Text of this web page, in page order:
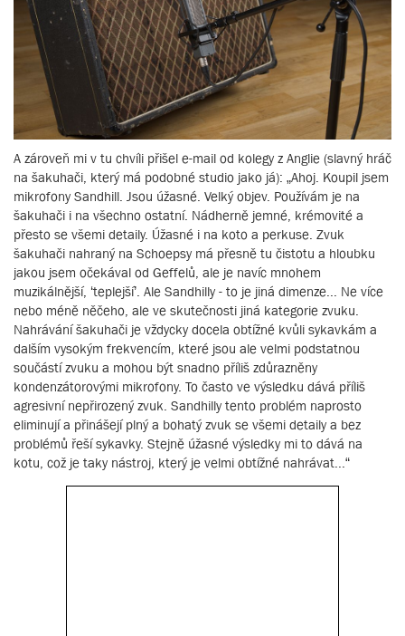
A zároveň mi v tu chvíli přišel e-mail od kolegy z Anglie (slavný hráč
na šakuhači, který má podobné studio jako já): „Ahoj. Koupil jsem
mikrofony Sandhill. Jsou úžasné. Velký objev. Používám je na
šakuhači i na všechno ostatní. Nádherně jemné, krémovité a
přesto se všemi detaily. Úžasné i na koto a perkuse. Zvuk
šakuhači nahraný na Schoepsy má přesně tu čistotu a hloubku
jakou jsem očekával od Geffelů, ale je navíc mnohem
muzikálnější, ‘teplejší’. Ale Sandhilly - to je jiná dimenze... Ne více
nebo méně něčeho, ale ve skutečnosti jiná kategorie zvuku.
Nahrávání šakuhači je vždycky docela obtížné kvůli sykavkám a
dalším vysokým frekvencím, které jsou ale velmi podstatnou
součástí zvuku a mohou být snadno příliš zdůrazněny
kondenzátorovými mikrofony. To často ve výsledku dává příliš
agresivní nepřirozený zvuk. Sandhilly tento problém naprosto
eliminují a přinášejí plný a bohatý zvuk se všemi detaily a bez
problémů řeší sykavky. Stejně úžasné výsledky mi to dává na
kotu, což je taky nástroj, který je velmi obtížné nahrávat...“